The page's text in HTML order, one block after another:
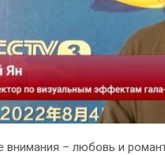
внимания – любовь и